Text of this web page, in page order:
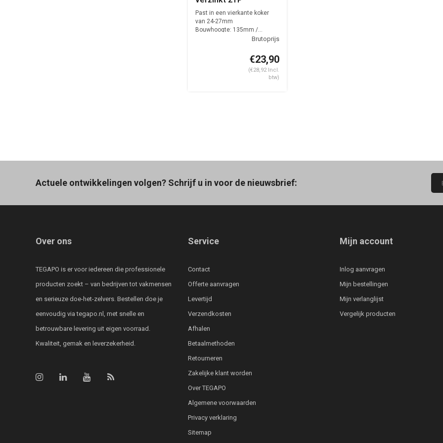
vierkante koker 24-
27mm
Past in een vierkante koker
van 24-27mm
Bouwhoogte: 135mm /...
€23,90
(€28,92 Incl.
btw)
Actuele ontwikkelingen volgen? Schrijf u in voor de nieuwsbrief:
Over ons
TEGAPO is er voor iedereen die professionele
producten zoekt – van bedrijven tot vakmensen
en serieuze doe-het-zelvers. Bestellen doe je
eenvoudig via tegapo.nl, met snelle en
betrouwbare levering uit eigen voorraad.
Kwaliteit, gemak en leverzekerheid.
Service
Contact
Offerte aanvragen
Levertijd
Verzendkosten
Afhalen
Betaalmethoden
Retourneren
Zakelijke klant worden
Over TEGAPO
Algemene voorwaarden
Privacy verklaring
Sitemap
Mijn account
Inlog aanvragen
Mijn bestellingen
Mijn verlanglijst
Vergelijk producten